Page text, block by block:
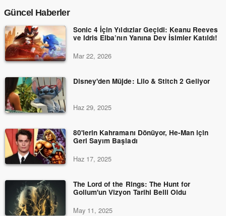
Güncel Haberler
Sonic 4 İçin Yıldızlar Geçidi: Keanu Reeves
ve Idris Elba’nın Yanına Dev İsimler Katıldı!
Mar 22, 2026
Disney'den Müjde: Lilo & Stitch 2 Geliyor
Haz 29, 2025
80'lerin Kahramanı Dönüyor, He-Man için
Geri Sayım Başladı
Haz 17, 2025
The Lord of the Rings: The Hunt for
Gollum'un Vizyon Tarihi Belli Oldu
May 11, 2025